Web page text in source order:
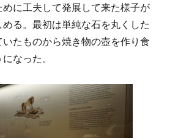
に工夫して発展して来た様子が
る。最初は単純な石を丸くした
いたものから焼き物の壺を作り食
なった。